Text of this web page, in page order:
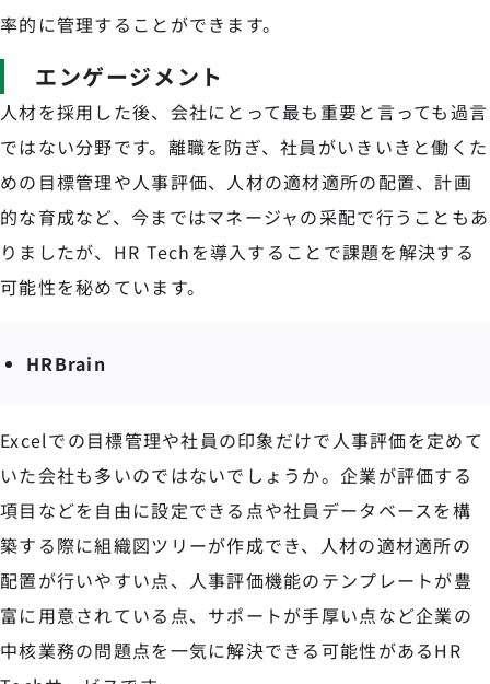
率的に管理することができます。
エンゲージメント
人材を採用した後、会社にとって最も重要と言っても過言
ではない分野です。離職を防ぎ、社員がいきいきと働くた
めの目標管理や人事評価、人材の適材適所の配置、計画
的な育成など、今まではマネージャの采配で行うこともあ
りましたが、HR Techを導入することで課題を解決する
可能性を秘めています。
HRBrain
Excelでの目標管理や社員の印象だけで人事評価を定めて
いた会社も多いのではないでしょうか。企業が評価する
項目などを自由に設定できる点や社員データベースを構
築する際に組織図ツリーが作成でき、人材の適材適所の
配置が行いやすい点、人事評価機能のテンプレートが豊
富に用意されている点、サポートが手厚い点など企業の
中核業務の問題点を一気に解決できる可能性があるHR